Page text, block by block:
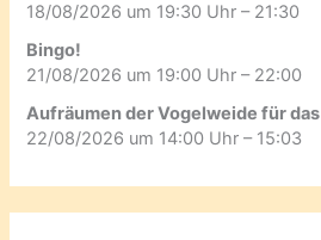
18/08/2026 um 19:30 Uhr – 21:30
Bingo!
21/08/2026 um 19:00 Uhr – 22:00
Aufräumen der Vogelweide für
22/08/2026 um 14:00 Uhr – 15:03